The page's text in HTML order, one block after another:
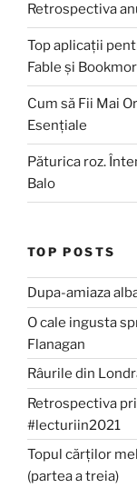
Retrospectiva
Top aplicații
Fable și
Cum să Fii Mai
Esențiale
Păturica roz.
Balo
TOP POSTS
Dupa-amiaza
O cale ingusta
Flanagan
Râurile din
Retrospectiva
#lecturiin2021
Topul cărților
(partea a treia)